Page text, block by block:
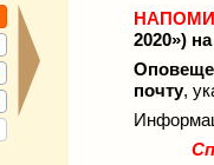
2020»)
почту,